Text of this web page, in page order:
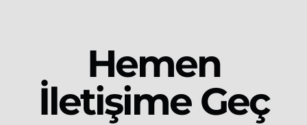
Hemen
İletişime Geç